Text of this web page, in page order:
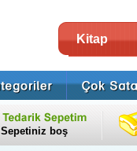
Kitap
Sepetiniz boş